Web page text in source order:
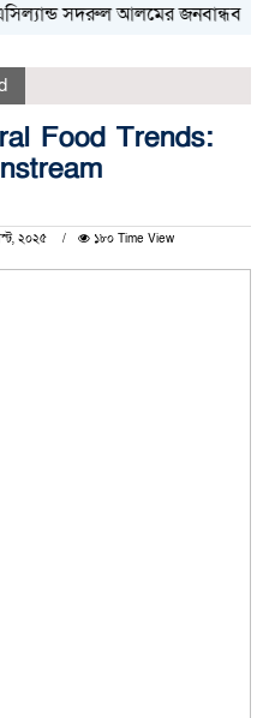
সদরুল আলমের জনবান্ধব
Food Trends:
২০২৫ ১৮০ Time View